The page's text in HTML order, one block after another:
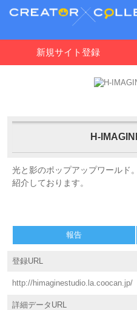
新規サイト登録
H-
光と影のポップアップワールド
紹介しております。
報告
登録URL
http://himaginestudio.la.coocan.jp/
詳細データURL